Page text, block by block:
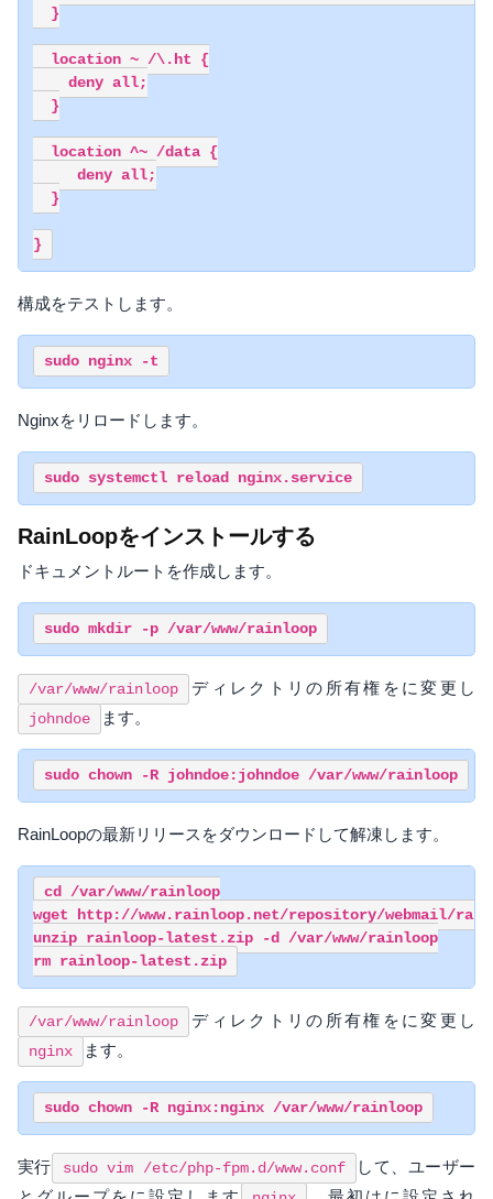
  }
  location ~ /\.ht {
    deny all;
  }
  location ^~ /data {
     deny all;
  }
構成をテストします。
Nginxをリロードします。
RainLoopをインストールする
ドキュメントルートを作成します。
/var/www/rainloop ディレクトリの所有権をに変更し
johndoe ます。
RainLoopの最新リリースをダウンロードして解凍します。
cd /var/www/rainloop
wget http://www.rainloop.net/repository/webmail/
unzip rainloop-latest.zip -d /var/www/rainloop
/var/www/rainloop ディレクトリの所有権をに変更し
nginx ます。
実行 sudo vim /etc/php-fpm.d/www.conf
して、ユーザー